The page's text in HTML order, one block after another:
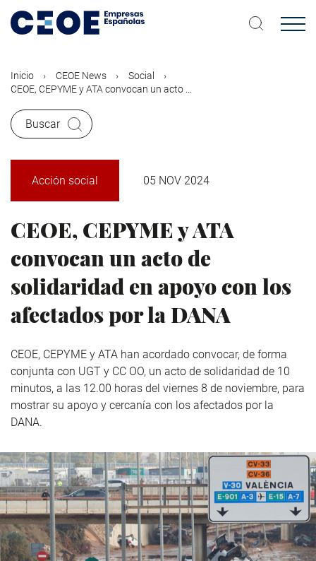
contenido
Inicio CEOE News
Social
CEOE, CEPYME y ATA convocan un acto ...
Buscar
Acción social 05 NOV 2024
CEOE, CEPYME y ATA
convocan un acto de
solidaridad en apoyo con los
afectados por la DANA
CEOE, CEPYME y ATA han acordado convocar, de forma
conjunta con UGT y CC OO, un acto de solidaridad de 10
minutos, a las 12.00 horas del viernes 8 de noviembre, para
mostrar su apoyo y cercanía con los afectados por la
DANA.